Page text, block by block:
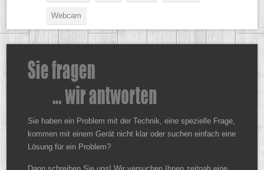
Webcam
Sie haben ein Problem mit der Technik, eine spezielle Frage,
kommen mit einem Gerät nicht klar oder suchen einfach eine
Lösung für ein Problem?